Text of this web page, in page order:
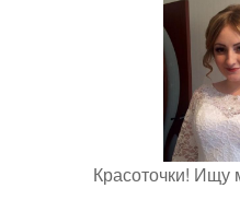
Красоточки! Ищу